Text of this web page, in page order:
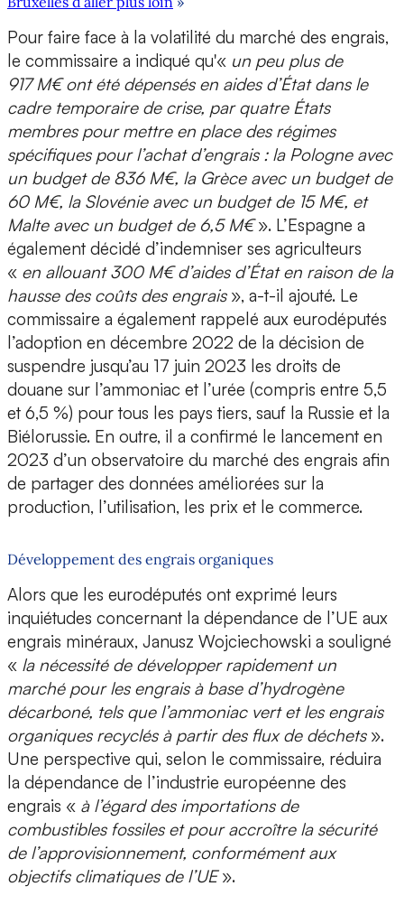
Pour faire face à la volatilité du marché des engrais,
le commissaire a indiqué qu'« un peu plus de
917 M€ ont été dépensés en aides d’État dans le
cadre temporaire de crise, par quatre États
membres pour mettre en place des régimes
spécifiques pour l’achat d’engrais : la Pologne avec
un budget de 836 M€, la Grèce avec un budget de
60 M€, la Slovénie avec un budget de 15 M€, et
Malte avec un budget de 6,5 M€». L’Espagne a
également décidé d’indemniser ses agriculteurs
« en allouant 300 M€ d’aides d’État en raison de la
hausse des coûts des engrais», a-t-il ajouté. Le
commissaire a également rappelé aux eurodéputés
l’adoption en décembre 2022 de la décision de
suspendre jusqu’au 17 juin 2023 les droits de
douane sur l’ammoniac et l’urée (compris entre 5,5
et 6,5 %) pour tous les pays tiers, sauf la Russie et la
Biélorussie. En outre, il a confirmé le lancement en
2023 d’un observatoire du marché des engrais afin
de partager des données améliorées sur la
production, l’utilisation, les prix et le commerce.
Développement des engrais organiques
Alors que les eurodéputés ont exprimé leurs
inquiétudes concernant la dépendance de l’UE aux
engrais minéraux, Janusz Wojciechowski a souligné
« la nécessité de développer rapidement un
marché pour les engrais à base d’hydrogène
décarboné, tels que l’ammoniac vert et les engrais
organiques recyclés à partir des flux de déchets».
Une perspective qui, selon le commissaire, réduira
la dépendance de l’industrie européenne des
engrais « à l’égard des importations de
combustibles fossiles et pour accroître la sécurité
de l’approvisionnement, conformément aux
objectifs climatiques de l’UE».